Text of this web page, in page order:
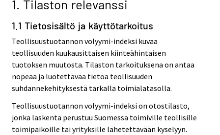
1. Tilaston relevanssi
1.1 Tietosisältö ja käyttötarkoitus
Teollisuustuotannon volyymi-indeksi kuvaa
teollisuuden kuukausittaisen kiinteähintaisen
tuotoksen muutosta. Tilaston tarkoituksena on antaa
nopeaa ja luotettavaa tietoa teollisuuden
suhdannekehityksestä tarkalla toimialatasolla.
Teollisuustuotannon volyymi-indeksi on otostilasto,
jonka laskenta perustuu Suomessa toimiville teollisille
toimipaikoille tai yrityksille lähetettävään kyselyyn.